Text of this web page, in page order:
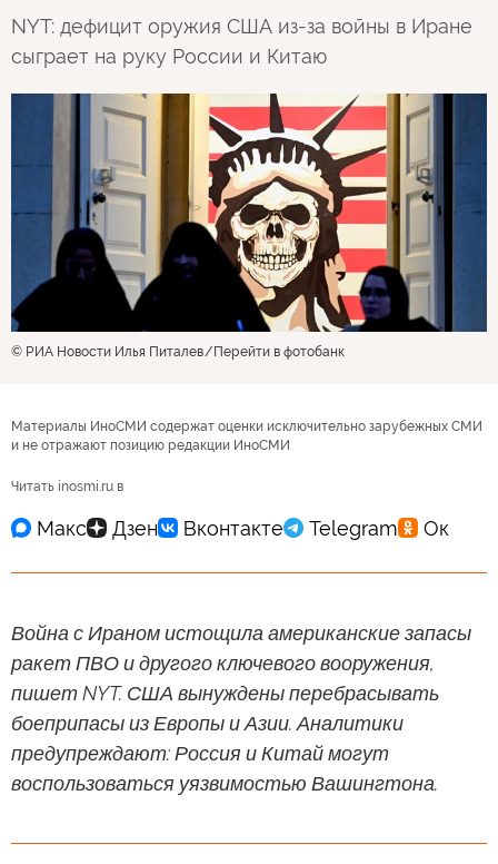
NYT: дефицит оружия США из-за войны в Иране
сыграет на руку России и Китаю
© РИА Новости Илья Питалев Перейти в фотобанк
Материалы ИноСМИ содержат оценки исключительно зарубежных СМИ
и не отражают позицию редакции ИноСМИ
Читать inosmi.ru в
Война с Ираном истощила американские запасы
ракет ПВО и другого ключевого вооружения,
пишет NYT. США вынуждены перебрасывать
боеприпасы из Европы и Азии. Аналитики
предупреждают: Россия и Китай могут
воспользоваться уязвимостью Вашингтона.